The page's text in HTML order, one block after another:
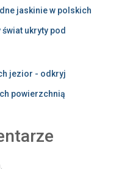
jaskinie w polskich
ukryty pod
jezior - odkryj
powierzchnią